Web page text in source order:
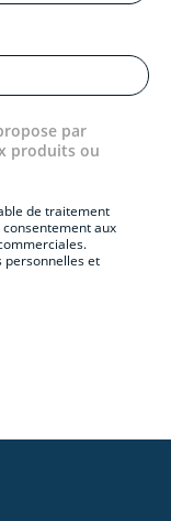
par
produits ou
de traitement
aux
personnelles et